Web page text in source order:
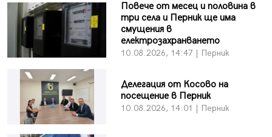
Повече от месец и половина в
три села и Перник ще има
смущения в
електрозахранването
10.08.2026, 14:47 | Перник
Делегация от Косово на
посещение в Перник
10.08.2026, 14:01 | Перник